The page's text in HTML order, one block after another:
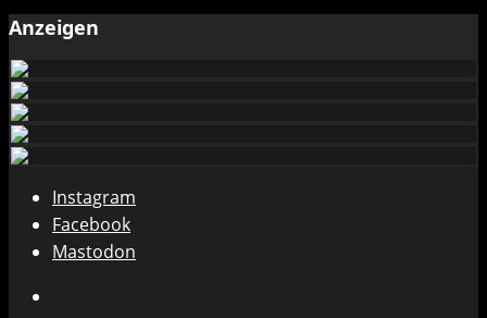
Anzeigen
Instagram
Facebook
Mastodon